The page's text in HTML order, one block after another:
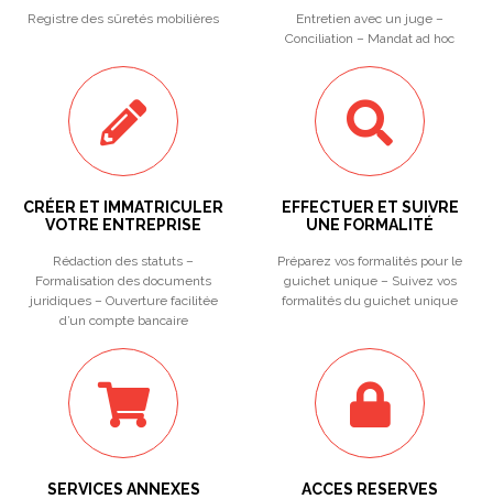
Registre des sûretés mobilières
Entretien avec un juge –
Conciliation – Mandat ad hoc
CRÉER ET IMMATRICULER
VOTRE ENTREPRISE
Rédaction des statuts –
Formalisation des documents
juridiques – Ouverture facilitée
d’un compte bancaire
EFFECTUER ET SUIVRE
UNE FORMALITÉ
Préparez vos formalités pour le
guichet unique – Suivez vos
formalités du guichet unique
SERVICES ANNEXES ACCES RESERVES